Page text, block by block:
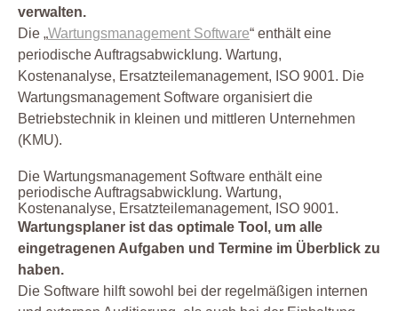
verwalten.
Die „Wartungsmanagement Software“ enthält eine
periodische Auftragsabwicklung. Wartung,
Kostenanalyse, Ersatzteilemanagement, ISO 9001. Die
Wartungsmanagement Software organisiert die
Betriebstechnik in kleinen und mittleren Unternehmen
(KMU).
Die Wartungsmanagement Software enthält eine
periodische Auftragsabwicklung. Wartung,
Kostenanalyse, Ersatzteilemanagement, ISO 9001.
Wartungsplaner ist das optimale Tool, um alle
eingetragenen Aufgaben und Termine im Überblick zu
haben.
Die Software hilft sowohl bei der regelmäßigen internen